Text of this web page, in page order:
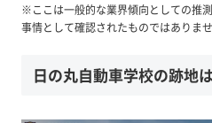
※ここは一般的な業界傾向としての推
事情として確認されたものではありませ
日の丸自動車学校の跡地